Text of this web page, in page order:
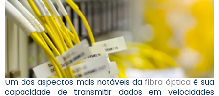
Um dos aspectos mais notáveis da fibra óptica é sua
capacidade de transmitir dados em velocidades